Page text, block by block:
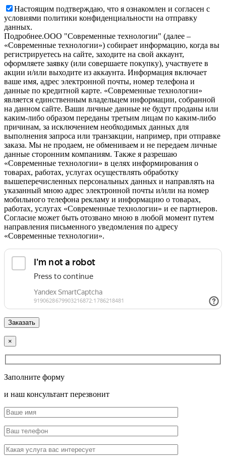
Настоящим подтверждаю, что я ознакомлен и согласен с
условиями политики конфиденциальности на отправку
данных.
Подробнее.OOO "Современные технологии" (далее –
«Современные технологии») собирает информацию, когда вы
регистрируетесь на сайте, заходите на свой аккаунт,
оформляете заявку (или совершаете покупку), участвуете в
акции и/или выходите из аккаунта. Информация включает
ваше имя, адрес электронной почты, номер телефона и
данные по кредитной карте. «Современные технологии»
является единственным владельцем информации, собранной
на данном сайте. Ваши личные данные не будут проданы или
каким-либо образом переданы третьим лицам по каким-либо
причинам, за исключением необходимых данных для
выполнения запроса или транзакции, например, при отправке
заказа. Мы не продаем, не обмениваем и не передаем личные
данные сторонним компаниям. Также я разрешаю
«Современные технологии» в целях информирования о
товарах, работах, услугах осуществлять обработку
вышеперечисленных персональных данных и направлять на
указанный мною адрес электронной почты и/или на номер
мобильного телефона рекламу и информацию о товарах,
работах, услугах «Современные технологии» и ее партнеров.
Согласие может быть отозвано мною в любой момент путем
направления письменного уведомления по адресу
«Современные технологии».
×
Заполните форму
и наш консультант перезвонит